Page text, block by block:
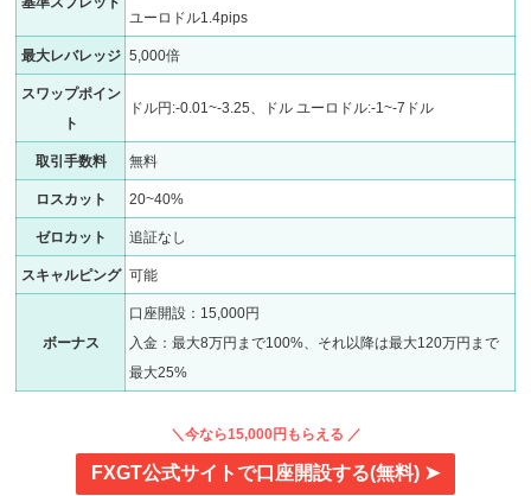
ユーロドル1.4pips
最大レバレッジ 5,000倍
スワップポイン
ト
ドル円:-0.01~-3.25、ドル ユーロドル:-1~-7ドル
取引手数料 無料
ロスカット 20~40%
ゼロカット 追証なし
スキャルピング 可能
ボーナス
口座開設：15,000円
入金：最大8万円まで100%、それ以降は最大120万円まで
最大25%
＼今なら15,000円もらえる ／
FXGT公式サイトで口座開設する(無料) ➤